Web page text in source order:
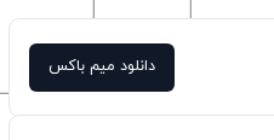
دانلود میم باکس